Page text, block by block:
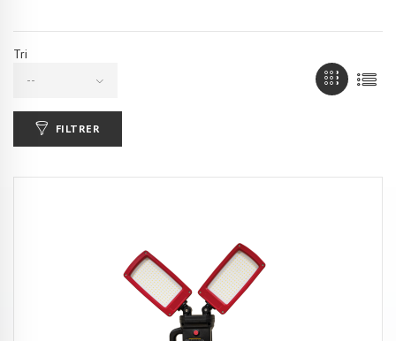
Tri
--
FILTRER